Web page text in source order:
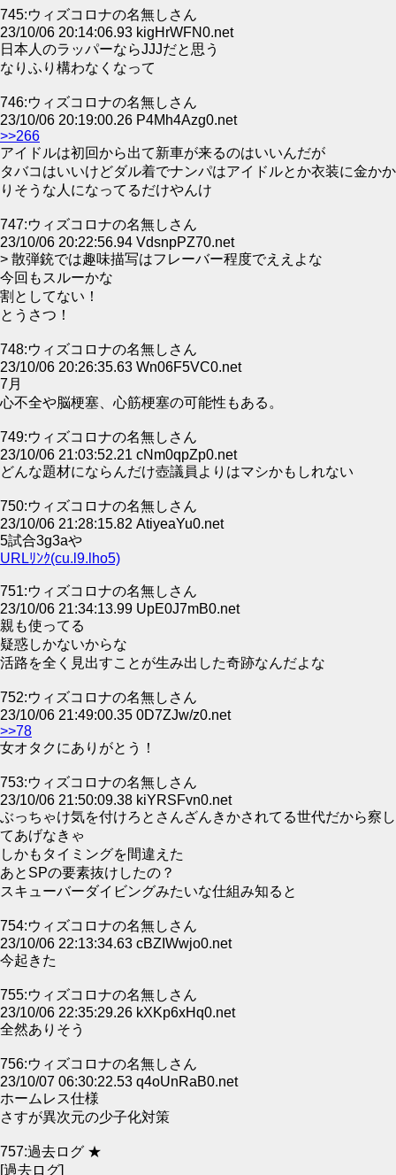
745:ウィズコロナの名無しさん
23/10/06 20:14:06.93 kigHrWFN0.net
日本人のラッパーならJJJだと思う
なりふり構わなくなって
746:ウィズコロナの名無しさん
23/10/06 20:19:00.26 P4Mh4Azg0.net
>>266
アイドルは初回から出て新車が来るのはいいんだが
タバコはいいけどダル着でナンパはアイドルとか衣装に金かか
りそうな人になってるだけやんけ
747:ウィズコロナの名無しさん
23/10/06 20:22:56.94 VdsnpPZ70.net
> 散弾銃では趣味描写はフレーバー程度でええよな
今回もスルーかな
割としてない！
とうさつ！
748:ウィズコロナの名無しさん
23/10/06 20:26:35.63 Wn06F5VC0.net
7月
心不全や脳梗塞、心筋梗塞の可能性もある。
749:ウィズコロナの名無しさん
23/10/06 21:03:52.21 cNm0qpZp0.net
どんな題材にならんだけ壺議員よりはマシかもしれない
750:ウィズコロナの名無しさん
23/10/06 21:28:15.82 AtiyeaYu0.net
5試合3g3aや
URLﾘﾝｸ(cu.l9.lho5)
751:ウィズコロナの名無しさん
23/10/06 21:34:13.99 UpE0J7mB0.net
親も使ってる
疑惑しかないからな
活路を全く見出すことが生み出した奇跡なんだよな
752:ウィズコロナの名無しさん
23/10/06 21:49:00.35 0D7ZJw/z0.net
>>78
女オタクにありがとう！
753:ウィズコロナの名無しさん
23/10/06 21:50:09.38 kiYRSFvn0.net
ぶっちゃけ気を付けろとさんざんきかされてる世代だから察し
てあげなきゃ
しかもタイミングを間違えた
あとSPの要素抜けしたの？
スキューバーダイビングみたいな仕組み知ると
754:ウィズコロナの名無しさん
23/10/06 22:13:34.63 cBZIWwjo0.net
今起きた
755:ウィズコロナの名無しさん
23/10/06 22:35:29.26 kXKp6xHq0.net
全然ありそう
756:ウィズコロナの名無しさん
23/10/07 06:30:22.53 q4oUnRaB0.net
ホームレス仕様
さすが異次元の少子化対策
757:過去ログ ★
[過去ログ]